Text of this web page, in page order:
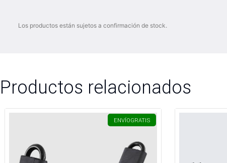
Los productos están sujetos a confirmación de stock.
Productos relacionados
ENVÍOGRATIS